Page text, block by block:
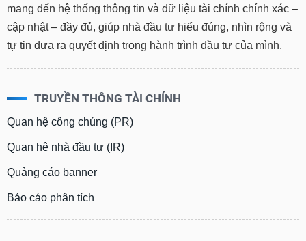
mang đến hệ thống thông tin và dữ liệu tài chính chính xác –
cập nhật – đầy đủ, giúp nhà đầu tư hiểu đúng, nhìn rộng và
tự tin đưa ra quyết định trong hành trình đầu tư của mình.
TRUYỀN THÔNG TÀI CHÍNH
Quan hệ công chúng (PR)
Quan hệ nhà đầu tư (IR)
Quảng cáo banner
Báo cáo phân tích